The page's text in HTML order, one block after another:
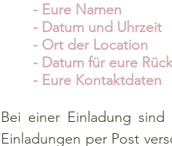
- Eure Namen
	- Datum und Uhrzeit
	- Ort der Location
- Datum für eure
	- Eure Kontaktdaten
Bei einer Einladung
Einladungen per Post